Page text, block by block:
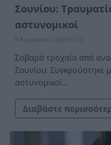
Σουνίου:
αστυνομικοί
9 Αυγούστου 2026 00:13
Σοβαρό τροχαίο από
Σουνίου: Συγκρούστηκε
αστυνομικοί...
Διαβάστε